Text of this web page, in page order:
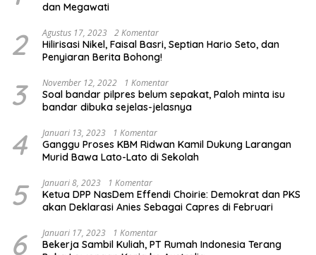
dan Megawati
2 Agustus 17, 2023 2 Komentar
Hilirisasi Nikel, Faisal Basri, Septian Hario Seto, dan
Penyiaran Berita Bohong!
3 November 12, 2022 1 Komentar
Soal bandar pilpres belum sepakat, Paloh minta isu
bandar dibuka sejelas-jelasnya
4 Januari 13, 2023 1 Komentar
Ganggu Proses KBM Ridwan Kamil Dukung Larangan
Murid Bawa Lato-Lato di Sekolah
5 Januari 8, 2023 1 Komentar
Ketua DPP NasDem Effendi Choirie: Demokrat dan PKS
akan Deklarasi Anies Sebagai Capres di Februari
6 Januari 17, 2023 1 Komentar
Bekerja Sambil Kuliah, PT Rumah Indonesia Terang